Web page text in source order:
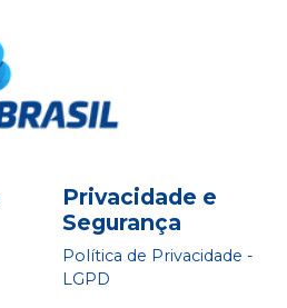
Privacidade e
Segurança
Política de Privacidade -
LGPD